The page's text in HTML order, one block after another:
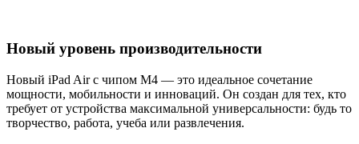
Новый уровень производительности
Новый iPad Air с чипом M4 — это идеальное сочетание
мощности, мобильности и инноваций. Он создан для тех, кто
требует от устройства максимальной универсальности: будь то
творчество, работа, учеба или развлечения.